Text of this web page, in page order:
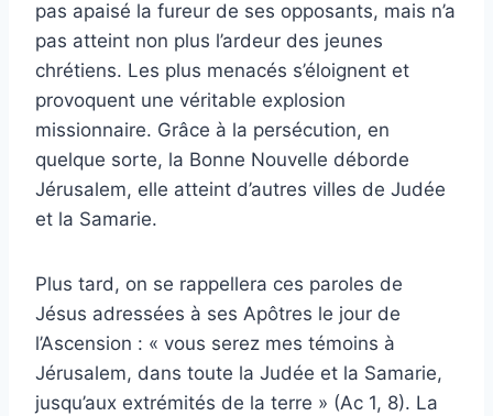
pas apaisé la fureur de ses opposants, mais n’a
pas atteint non plus l’ardeur des jeunes
chrétiens. Les plus menacés s’éloignent et
provoquent une véritable explosion
missionnaire. Grâce à la persécution, en
quelque sorte, la Bonne Nouvelle déborde
Jérusalem, elle atteint d’autres villes de Judée
et la Samarie.
Plus tard, on se rappellera ces paroles de
Jésus adressées à ses Apôtres le jour de
l’Ascension : « vous serez mes témoins à
Jérusalem, dans toute la Judée et la Samarie,
jusqu’aux extrémités de la terre » (Ac 1, 8). La